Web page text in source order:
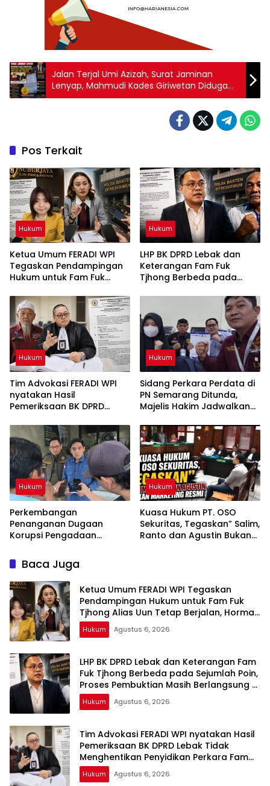
Jalan Terjal Umi Azizah, Surat Jaminan
Lenyap, Mahmudi Kades Giriwetan Diduga
Kuat Lindungi Warganya yang Tidak ada
Pos Terkait
Hukum
Ketua Umum FERADI WPI
Tegaskan Pendampingan
Hukum untuk Fam Fuk
Berjalan, Hormati Proses
Penyidikan dan Hasil
Pemeriksaan BK
Hukum
LHP BK DPRD Lebak dan
Keterangan Fam Fuk
Tjhong Berbeda pada
Pembuktian Masih
Berlangsung di Polda
Banten ujar Revan FERADI
WPI
Hukum
Tim Advokasi FERADI WPI
nyatakan Hasil
Pemeriksaan BK DPRD
Penyidikan Perkara Fam
Fuk Tjhong alias Eyang Uun
Hukum
Sidang Perkara Perdata di
PN Semarang Ditunda,
Majelis Hakim Jadwalkan
Tergugat
Hukum
Perkembangan
Penanganan Dugaan
Korupsi Pengadaan
LPP RRI, Kejari Depok
Tetapkan Satu Tersangka
Baru
Hukum
Kuasa Hukum PT. OSO
Sekuritas, Tegaskan” Salim,
Ranto dan Agustin Bukan
Baca Juga
Ketua Umum FERADI WPI Tegaskan
Pendampingan Hukum untuk Fam Fuk
Tjhong Alias Uun Tetap Berjalan, Hormati
Proses Penyidikan dan Hasil Pemeriksaan
BK
Hukum Agustus 6, 2026
LHP BK DPRD Lebak dan Keterangan Fam
Fuk Tjhong Berbeda pada Sejumlah Poin,
Proses Pembuktian Masih Berlangsung di
Polda Banten ujar Revan FERADI WPI
Hukum Agustus 6, 2026
Tim Advokasi FERADI WPI nyatakan Hasil
Pemeriksaan BK DPRD Lebak Tidak
Menghentikan Penyidikan Perkara Fam
Fuk Tjhong alias Eyang Uun
Hukum Agustus 6, 2026